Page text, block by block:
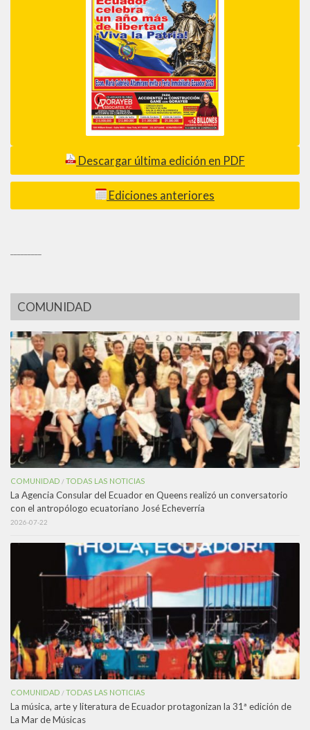
Descargar última edición en PDF
Ediciones anteriores
COMUNIDAD
COMUNIDAD /TODAS LAS NOTICIAS
La Agencia Consular del Ecuador en Queens realizó un conversatorio
con el antropólogo ecuatoriano José Echeverría
2026-07-22
COMUNIDAD /TODAS LAS NOTICIAS
La música, arte y literatura de Ecuador protagonizan la 31ª edición de
La Mar de Músicas